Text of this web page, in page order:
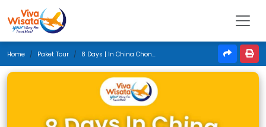
Home Paket Tour 8 Days | In China Chongqing & Jiuzhaigou | Februari 2026 | Jakarta